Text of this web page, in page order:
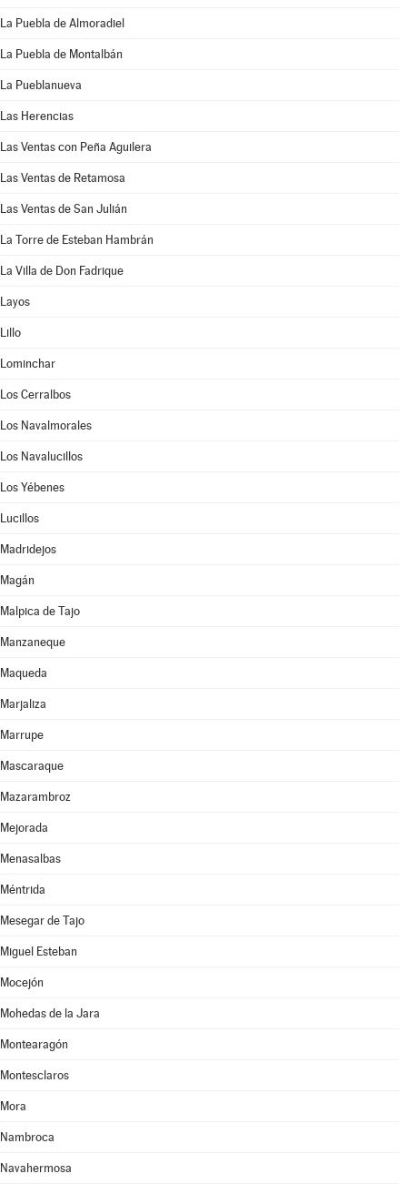
La Puebla de Almoradiel
La Puebla de Montalbán
La Pueblanueva
Las Herencias
Las Ventas con Peña Aguilera
Las Ventas de Retamosa
Las Ventas de San Julián
La Torre de Esteban Hambrán
La Villa de Don Fadrique
Layos
Lillo
Lominchar
Los Cerralbos
Los Navalmorales
Los Navalucillos
Los Yébenes
Lucillos
Madridejos
Magán
Malpica de Tajo
Manzaneque
Maqueda
Marjaliza
Marrupe
Mascaraque
Mazarambroz
Mejorada
Menasalbas
Méntrida
Mesegar de Tajo
Miguel Esteban
Mocejón
Mohedas de la Jara
Montearagón
Montesclaros
Mora
Nambroca
Navahermosa